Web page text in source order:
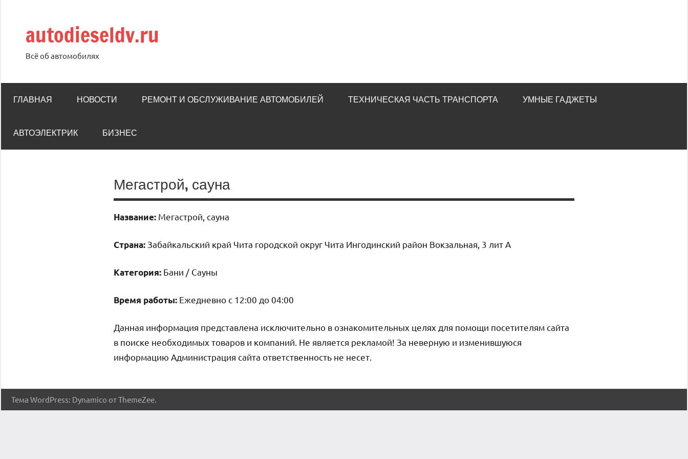
содержимому
autodieseldv.ru
Всё об автомобилях
ГЛАВНАЯ НОВОСТИ РЕМОНТ И ОБСЛУЖИВАНИЕ АВТОМОБИЛЕЙ ТЕХНИЧЕСКАЯ ЧАСТЬ ТРАНСПОРТА УМНЫЕ ГАДЖЕТЫ
АВТОЭЛЕКТРИК БИЗНЕС
Мегастрой, сауна
Название: Мегастрой, сауна
Страна: Забайкальский край Чита городской округ Чита Ингодинский район Вокзальная, 3 лит А
Категория: Бани / Сауны
Время работы: Ежедневно с 12:00 до 04:00
Данная информация представлена исключительно в ознакомительных целях для помощи посетителям сайта
в поиске необходимых товаров и компаний. Не является рекламой! За неверную и изменившуюся
информацию Администрация сайта ответственность не несет.
Тема WordPress: Dynamico от ThemeZee.